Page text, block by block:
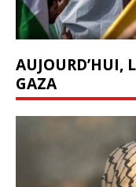
AUJOURD’HUI,
GAZA